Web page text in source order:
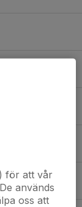
för att vår
används
oss att